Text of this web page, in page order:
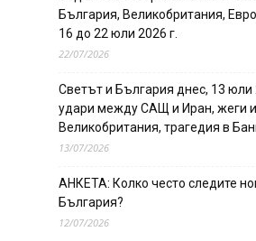
България, Великобритания,
16 до 22 юли 2026 г.
22/07/2026
Светът и България днес, 13 юли
удари между САЩ и Иран, жеги
Великобритания, трагедия в
13/07/2026
АНКЕТА: Колко често следите
България?
12/07/2026